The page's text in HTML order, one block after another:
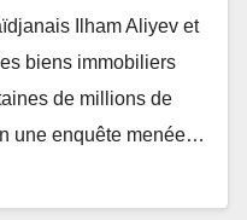
Ilham Aliyev et
biens immobiliers
de millions de
une enquête menée…